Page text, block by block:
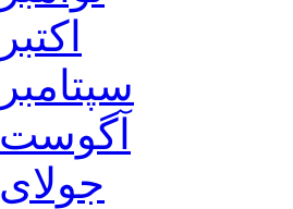
اکتبر 2014
سپتامبر 2014
آگوست 2014
جولای 2014